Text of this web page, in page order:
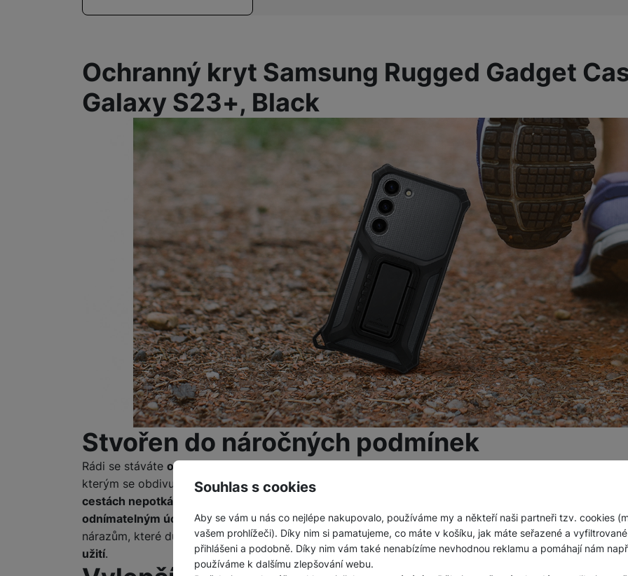
Souhlas s cookies
Aby se vám u nás co nejlépe nakupovalo, používáme my a někteří naši partneři tzv. cookies
vašem prohlížeči). Díky nim si pamatujeme, co máte v košíku, jak máte seřazené a
přihlášeni a podobně. Díky nim vám také nenabízíme nevhodnou reklamu a pomáhají nám
používáme k dalšímu zlepšování webu.
Ochranný kryt Samsung Rugged Gadget
Galaxy S23+, Black
Stvořen do náročných podmínek
Rádi se stáváte objeviteli nových míst
kterým se obdivují vaši přátelé či fanoušci na sociálních sítích? Nebo prostě jen chcete mít
cestách nepotká nepříjemná nehoda
odnímatelným úchytem na příslušenství. Ten telefon dokonale ochrání před poškrábáním, pádům z
nárazům, které důsledně absorbuje pogumovaný design, schopný si hravě poradit i s tím
užití.